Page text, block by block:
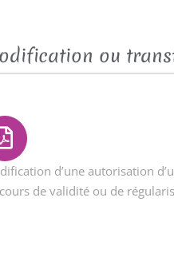
ou
d’une autorisation
de validité ou de